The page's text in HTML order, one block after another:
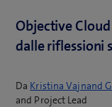
Objective
dalle riflessioni
Da Kristina Vajnand
and Project Lead